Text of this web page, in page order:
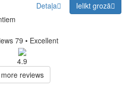
Detaļa
Ielikt grozā
79 • Excellent
4.9
more reviews